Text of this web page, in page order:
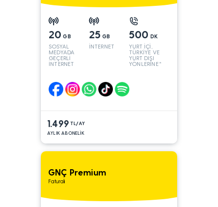
20 GB
SOSYAL
MEDYADA
GEÇERLİ
İNTERNET
25 GB
İNTERNET
500 DK
YURT İÇİ,
TÜRKİYE VE
YURT DIŞI
YÖNLERİNE*
1.499 TL/AY
AYLIK ABONELİK
GNÇ Premium
Faturalı